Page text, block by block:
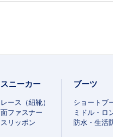
スニーカー
レース（紐靴）
面ファスナー
スリッポン
ブーツ
ショートブ
ミドル・ロ
防水・生活